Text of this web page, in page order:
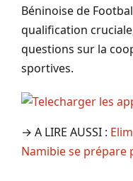
Béninoise de
qualification
questions sur la
sportives.
→ A LIRE AUSSI :
Namibie se prépare